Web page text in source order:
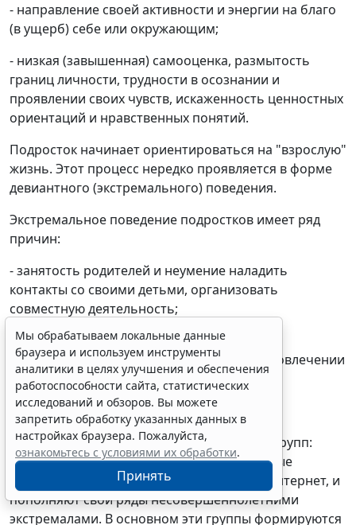
- направление своей активности и энергии на благо
(в ущерб) себе или окружающим;
- низкая (завышенная) самооценка, размытость
границ личности, трудности в осознании и
проявлении своих чувств, искаженность ценностных
ориентаций и нравственных понятий.
Подросток начинает ориентироваться на "взрослую"
жизнь. Этот процесс нередко проявляется в форме
девиантного (экстремального) поведения.
Экстремальное поведение подростков имеет ряд
причин:
- занятость родителей и неумение наладить
контакты со своими детьми, организовать
совместную деятельность;
- слабая организация сети клубов, кружков,
спортивных секций, отсутствие заботы о вовлечении
и закреплении в них подростков;
- неэффективность досуговой системы;
- бесконтрольное развитие референтных групп:
зацеперов, руферов, диггеров и т.д., которые
объединяются в сообщества, используя Интернет, и
пополняют свои ряды несовершеннолетними
экстремалами. В основном эти группы формируются
Мы обрабатываем локальные данные
браузера и используем инструменты
аналитики в целях улучшения и обеспечения
работоспособности сайта, статистических
исследований и обзоров. Вы можете
запретить обработку указанных данных в
настройках браузера. Пожалуйста,
ознакомьтесь с условиями их обработки.
Принять